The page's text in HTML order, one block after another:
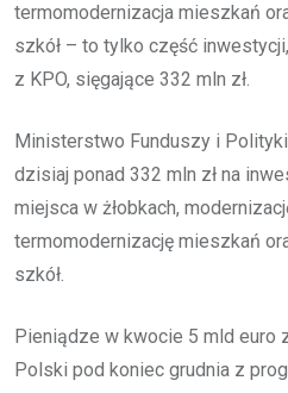
termomodernizacja mieszkań
szkół – to tylko część
z KPO, sięgające 332 mln zł.
Ministerstwo Funduszy i Polityki
dzisiaj ponad 332 mln zł na
miejsca w żłobkach,
termomodernizację mieszkań
szkół.
Pieniądze w kwocie 5 mld euro
Polski pod koniec grudnia z